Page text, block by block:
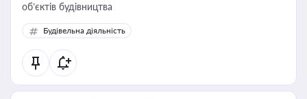
об’єктів будівництва
Будівельна діяльність